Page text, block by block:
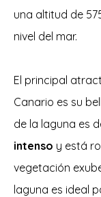
una altitud de
nivel del mar.
El principal
Canario es su
de la laguna es
intenso y está
vegetación
laguna es ideal